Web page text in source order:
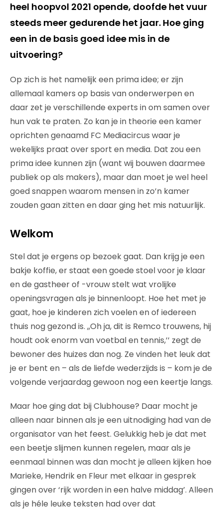
heel hoopvol 2021 opende, doofde het vuur
steeds meer gedurende het jaar. Hoe ging
een in de basis goed idee mis in de
uitvoering?
Op zich is het namelijk een prima idee; er zijn
allemaal kamers op basis van onderwerpen en
daar zet je verschillende experts in om samen over
hun vak te praten. Zo kan je in theorie een kamer
oprichten genaamd FC Mediacircus waar je
wekelijks praat over sport en media. Dat zou een
prima idee kunnen zijn (want wij bouwen daarmee
publiek op als makers), maar dan moet je wel heel
goed snappen waarom mensen in zo’n kamer
zouden gaan zitten en daar ging het mis natuurlijk.
Welkom
Stel dat je ergens op bezoek gaat. Dan krijg je een
bakje koffie, er staat een goede stoel voor je klaar
en de gastheer of -vrouw stelt wat vrolijke
openingsvragen als je binnenloopt. Hoe het met je
gaat, hoe je kinderen zich voelen en of iedereen
thuis nog gezond is. ,,Oh ja, dit is Remco trouwens, hij
houdt ook enorm van voetbal en tennis,’’ zegt de
bewoner des huizes dan nog. Ze vinden het leuk dat
je er bent en – als de liefde wederzijds is – kom je de
volgende verjaardag gewoon nog een keertje langs.
Maar hoe ging dat bij Clubhouse? Daar mocht je
alleen naar binnen als je een uitnodiging had van de
organisator van het feest. Gelukkig heb je dat met
een beetje slijmen kunnen regelen, maar als je
eenmaal binnen was dan mocht je alleen kijken hoe
Marieke, Hendrik en Fleur met elkaar in gesprek
gingen over ‘rijk worden in een halve middag’. Alleen
als je héle leuke teksten had over dat